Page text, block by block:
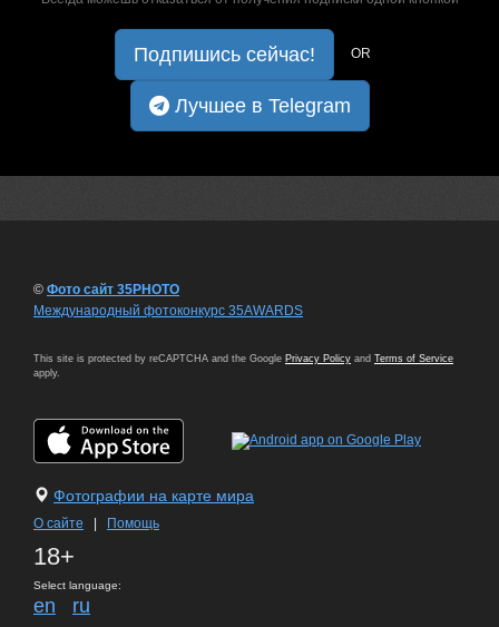
Подпишись сейчас! OR
Лучшее в Telegram
© Фото сайт 35PHOTO
Международный фотоконкурс 35AWARDS
This site is protected by reCAPTCHA and the Google Privacy Policy and Terms of Service
apply.
Фотографии на карте мира
О сайте Помощь
18+
Select language:
en ru